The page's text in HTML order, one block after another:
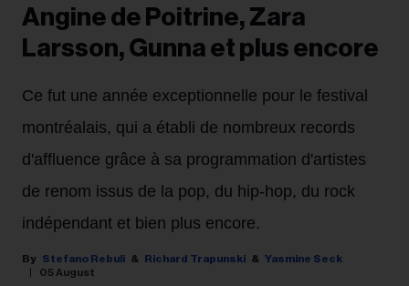
Angine de Poitrine, Zara
Larsson, Gunna et plus encore
Ce fut une année exceptionnelle pour le festival
montréalais, qui a établi de nombreux records
d'affluence grâce à sa programmation d'artistes
de renom issus de la pop, du hip-hop, du rock
indépendant et bien plus encore.
Stefano Rebuli Richard Trapunski
Yasmine Seck
05 August